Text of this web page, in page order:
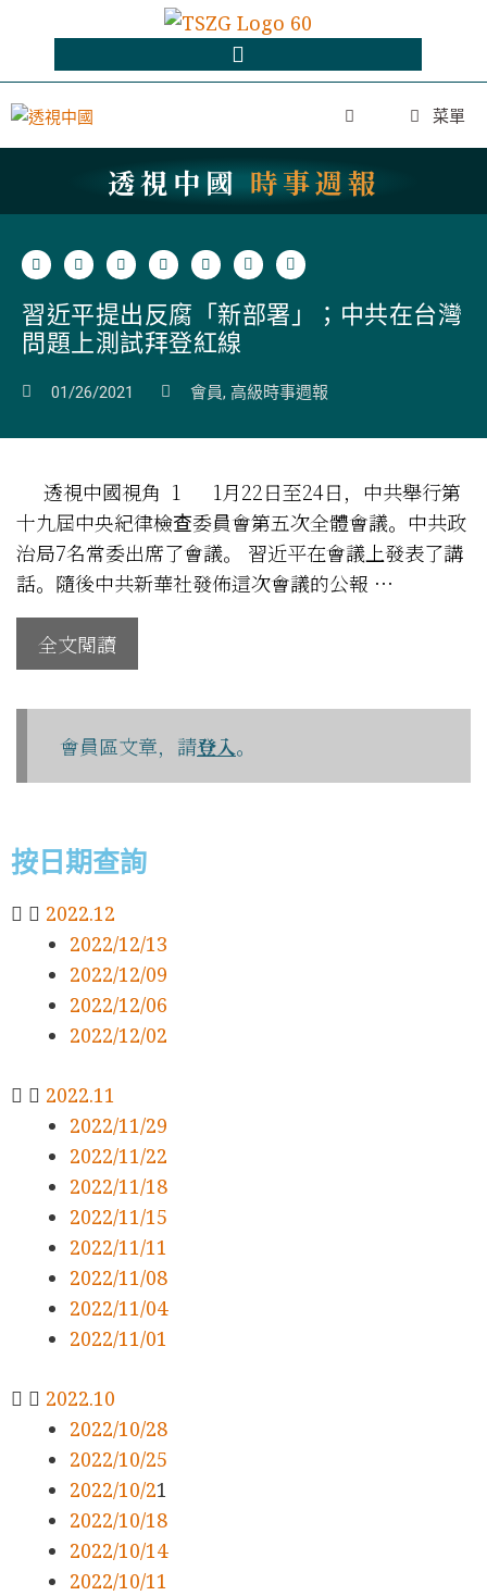
菜單
透視中國 時事週報
習近平提出反腐「新部署」；中共在台灣
問題上測試拜登紅線
01/26/2021 會員, 高級時事週報
透視中國視角 1 1月22日至24日，中共舉行第
十九屆中央紀律檢查委員會第五次全體會議。中共政
治局7名常委出席了會議。 習近平在會議上發表了講
話。隨後中共新華社發佈這次會議的公報 …
全文閱讀
會員區文章，請登入。
按日期查詢
2022.12
2022/12/13
2022/12/09
2022/12/06
2022/12/02
2022.11
2022/11/29
2022/11/22
2022/11/18
2022/11/15
2022/11/11
2022/11/08
2022/11/04
2022/11/01
2022.10
2022/10/28
2022/10/25
2022/10/21
2022/10/18
2022/10/14
2022/10/11